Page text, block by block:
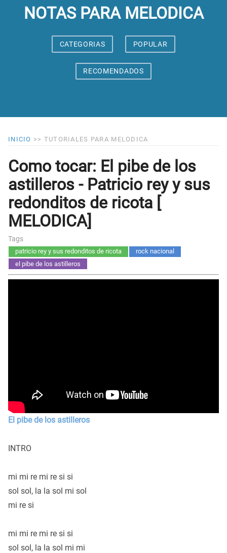
NOTAS PARA MELODICA
CATEGORIAS POPULAR
RECOMENDADOS
INICIO >> TUTORIALES PARA MELODICA
Como tocar: El pibe de los
astilleros - Patricio rey y sus
redonditos de ricota [
MELODICA]
Tags
patricio rey y sus redonditos de ricota
rock nacional
el pibe de los astilleros
El pibe de los astilleros
INTRO
mi mi re mi re si si
sol sol, la la sol mi sol
mi re si
mi mi re mi re si si
sol sol, la la sol mi mi